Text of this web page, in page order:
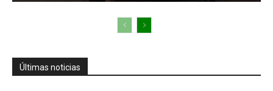
Últimas noticias